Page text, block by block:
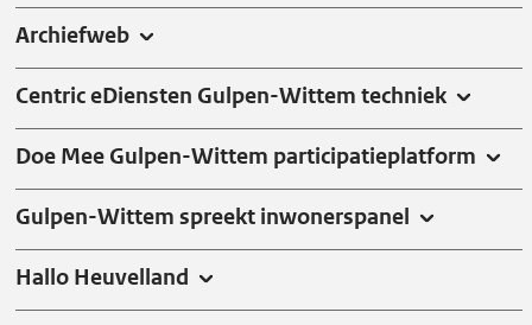
Archiefweb
Centric eDiensten Gulpen-Wittem techniek
Doe Mee Gulpen-Wittem participatieplatform
Gulpen-Wittem spreekt inwonerspanel
Hallo Heuvelland